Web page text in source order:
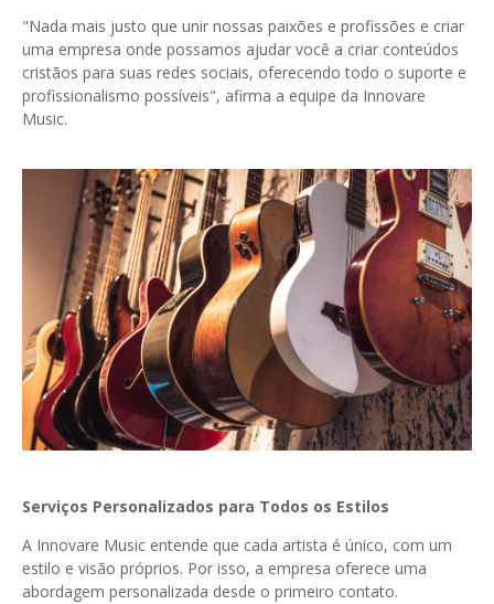
"Nada mais justo que unir nossas paixões e profissões e criar
uma empresa onde possamos ajudar você a criar conteúdos
cristãos para suas redes sociais, oferecendo todo o suporte e
profissionalismo possíveis", afirma a equipe da Innovare
Music.
Serviços Personalizados para Todos os Estilos
A Innovare Music entende que cada artista é único, com um
estilo e visão próprios. Por isso, a empresa oferece uma
abordagem personalizada desde o primeiro contato.